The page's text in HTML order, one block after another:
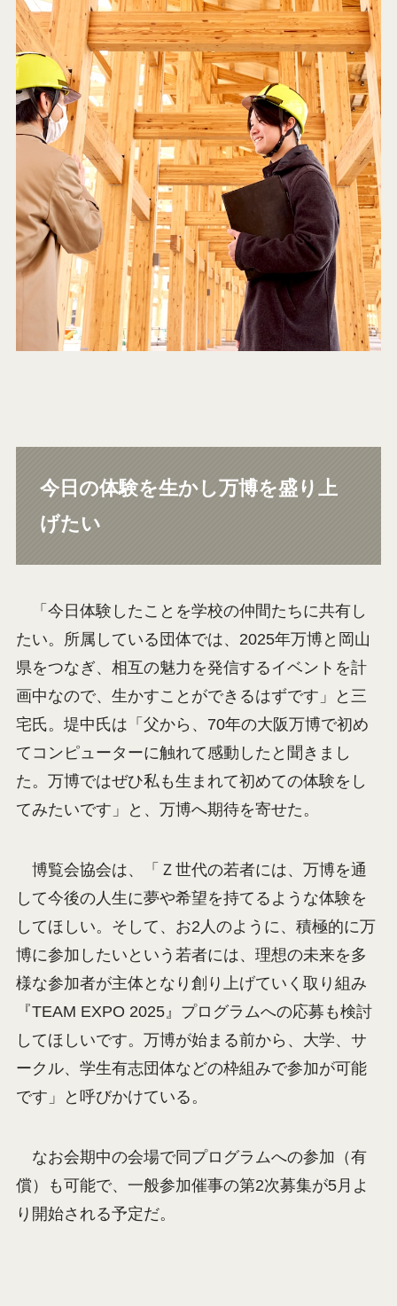
今日の体験を生かし万博を盛り上
げたい
「今日体験したことを学校の仲間たちに共有し
たい。所属している団体では、2025年万博と岡山
県をつなぎ、相互の魅力を発信するイベントを計
画中なので、生かすことができるはずです」と三
宅氏。堤中氏は「父から、70年の大阪万博で初め
てコンピューターに触れて感動したと聞きまし
た。万博ではぜひ私も生まれて初めての体験をし
てみたいです」と、万博へ期待を寄せた。
博覧会協会は、「Ｚ世代の若者には、万博を通
して今後の人生に夢や希望を持てるような体験を
してほしい。そして、お2人のように、積極的に万
博に参加したいという若者には、理想の未来を多
様な参加者が主体となり創り上げていく取り組み
『TEAM EXPO 2025』プログラムへの応募も検討
してほしいです。万博が始まる前から、大学、サ
ークル、学生有志団体などの枠組みで参加が可能
です」と呼びかけている。
なお会期中の会場で同プログラムへの参加（有
償）も可能で、一般参加催事の第2次募集が5月よ
り開始される予定だ。